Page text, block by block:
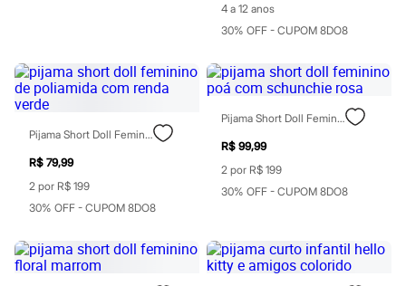
Calçados
Novidades
Feminino
Chinelos
Rasteirinhas
Sandálias
Sapatilhas
Sapatos
Tamancos
Tênis
4 a 12 anos
30% OFF - CUPOM 8DO8
Pijama Short Doll Feminino De Poliamida Com Renda Verde
R$ 79,99
2 por R$ 199
30% OFF - CUPOM 8DO8
Pijama Short Doll Feminino Poá Com Schunchie Rosa
R$ 99,99
2 por R$ 199
30% OFF - CUPOM 8DO8